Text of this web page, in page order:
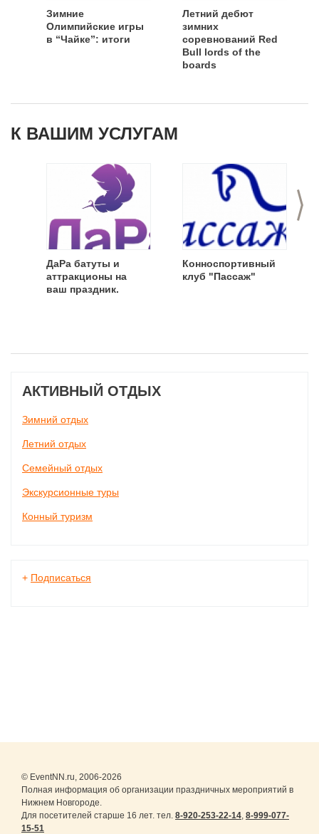
Зимние
Олимпийские игры
в “Чайке”: итоги
Летний дебют
зимних
соревнований Red
Bull lords of the
boards
К ВАШИМ УСЛУГАМ
>
ДаРа батуты и
аттракционы на
ваш праздник.
Конноспортивный
клуб "Пассаж"
АКТИВНЫЙ ОТДЫХ
Зимний отдых
Летний отдых
Семейный отдых
Экскурсионные туры
Конный туризм
+ Подписаться
© EventNN.ru, 2006-2026
Полная информация об организации праздничных мероприятий в
Нижнем Новгороде.
Для посетителей старше 16 лет. тел. 8-920-253-22-14, 8-999-077-
15-51